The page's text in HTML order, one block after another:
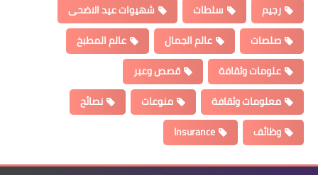
رجيم
سلطات
شهيوات عيد الاضحى
صلصات
عالم الجمال
عالم المطبخ
علومات وثقافة
قصص وعبر
معلومات وثقافة
منوعات
نصائح
وظائف
Insurance